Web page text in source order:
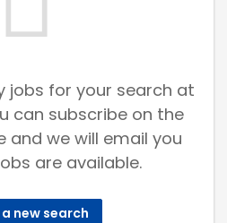
jobs for your search at
can subscribe on the
and we will email you
are available.
new search